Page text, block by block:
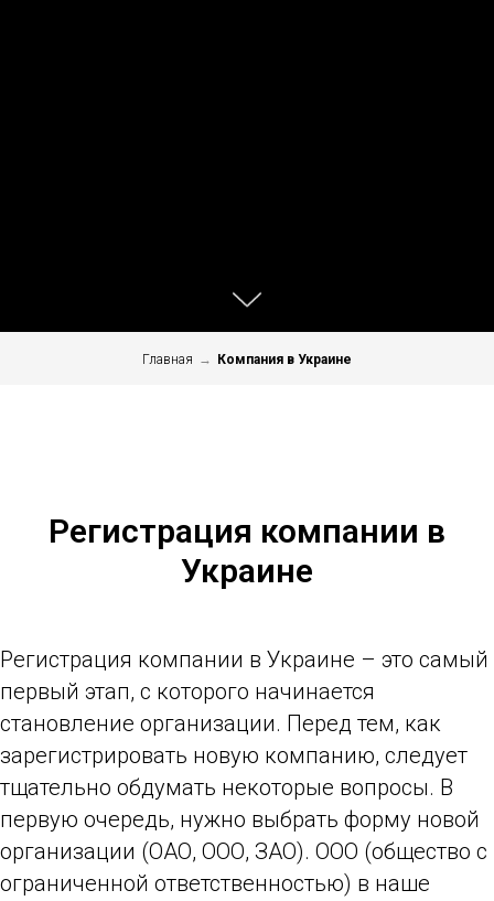
Главная → Компания в Украине
Регистрация компании в
Украине
Регистрация компании в Украине – это самый
первый этап, с которого начинается
становление организации. Перед тем, как
зарегистрировать новую компанию, следует
тщательно обдумать некоторые вопросы. В
первую очередь, нужно выбрать форму новой
организации (ОАО, ООО, ЗАО). ООО (общество с
ограниченной ответственностью) в наше